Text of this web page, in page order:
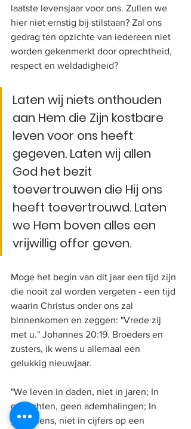
laatste levensjaar voor ons. Zullen we
hier niet ernstig bij stilstaan? Zal ons
gedrag ten opzichte van iedereen niet
worden gekenmerkt door oprechtheid,
respect en weldadigheid?
Laten wij niets onthouden
aan Hem die Zijn kostbare
leven voor ons heeft
gegeven. Laten wij allen
God het bezit
toevertrouwen die Hij ons
heeft toevertrouwd. Laten
we Hem boven alles een
vrijwillig offer geven.
Moge het begin van dit jaar een tijd zijn
die nooit zal worden vergeten - een tijd
waarin Christus onder ons zal
binnenkomen en zeggen: "Vrede zij
met u." Johannes 20:19. Broeders en
zusters, ik wens u allemaal een
gelukkig nieuwjaar.
"We leven in daden, niet in jaren; In
gedachten, geen ademhalingen; In
gevoelens, niet in cijfers op een